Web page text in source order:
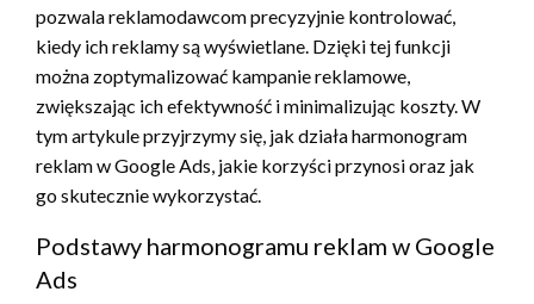
pozwala reklamodawcom precyzyjnie kontrolować,
kiedy ich reklamy są wyświetlane. Dzięki tej funkcji
można zoptymalizować kampanie reklamowe,
zwiększając ich efektywność i minimalizując koszty. W
tym artykule przyjrzymy się, jak działa harmonogram
reklam w Google Ads, jakie korzyści przynosi oraz jak
go skutecznie wykorzystać.
Podstawy harmonogramu reklam w Google
Ads